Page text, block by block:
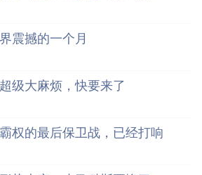
震撼的一个月
级大麻烦，快要来了
权的最后保卫战，已经打响